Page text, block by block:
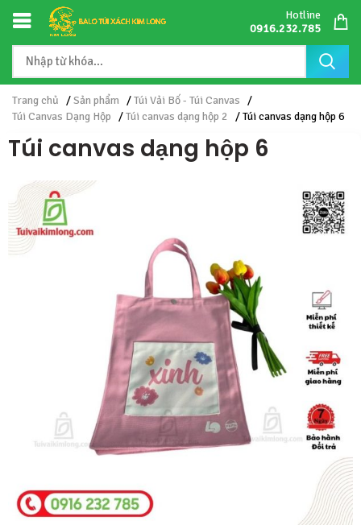
Hotline
0916.232.785
Trang chủ /Sản phẩm /Túi Vải Bố - Túi Canvas /
Túi Canvas Dạng Hộp /Túi canvas dạng hộp 2 / Túi canvas dạng hộp 6
Túi canvas dạng hộp 6